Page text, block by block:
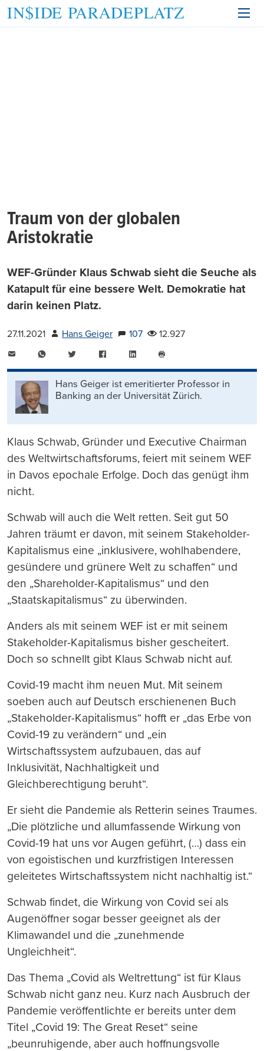
Traum von der globalen
Aristokratie
WEF-Gründer Klaus Schwab sieht die Seuche als
Katapult für eine bessere Welt. Demokratie hat
darin keinen Platz.
27.11.2021 Hans Geiger 107
12.927
WhatsAppTwitter FacebookLinkedIn
drucken
Hans Geiger ist emeritierter Professor in
Banking an der Universität Zürich.
Klaus Schwab, Gründer und Executive Chairman
des Weltwirtschaftsforums, feiert mit seinem WEF
in Davos epochale Erfolge. Doch das genügt ihm
nicht.
Schwab will auch die Welt retten. Seit gut 50
Jahren träumt er davon, mit seinem Stakeholder-
Kapitalismus eine „inklusivere, wohlhabendere,
gesündere und grünere Welt zu schaffen“ und
den „Shareholder-Kapitalismus“ und den
„Staatskapitalismus“ zu überwinden.
Anders als mit seinem WEF ist er mit seinem
Stakeholder-Kapitalismus bisher gescheitert.
Doch so schnellt gibt Klaus Schwab nicht auf.
Covid-19 macht ihm neuen Mut. Mit seinem
soeben auch auf Deutsch erschienenen Buch
„Stakeholder-Kapitalismus“ hofft er „das Erbe von
Covid-19 zu verändern“ und „ein
Wirtschaftssystem aufzubauen, das auf
Inklusivität, Nachhaltigkeit und
Gleichberechtigung beruht“.
Er sieht die Pandemie als Retterin seines Traumes.
„Die plötzliche und allumfassende Wirkung von
Covid-19 hat uns vor Augen geführt, (…) dass ein
von egoistischen und kurzfristigen Interessen
geleitetes Wirtschaftssystem nicht nachhaltig ist.“
Schwab findet, die Wirkung von Covid sei als
Augenöffner sogar besser geeignet als der
Klimawandel und die „zunehmende
Ungleichheit“.
Das Thema „Covid als Weltrettung“ ist für Klaus
Schwab nicht ganz neu. Kurz nach Ausbruch der
Pandemie veröffentlichte er bereits unter dem
Titel „Covid 19: The Great Reset“ seine
„beunruhigende, aber auch hoffnungsvolle